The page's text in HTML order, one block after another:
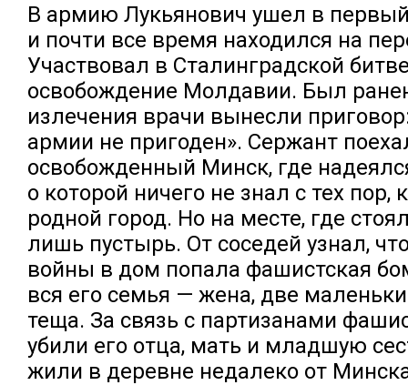
В армию Лукьянович ушел в
и почти все время находился на
Участвовал в Сталинградской
освобождение Молдавии. Был
излечения врачи вынесли
армии не пригоден». Сержант
освобожденный Минск, где
о которой ничего не знал с тех пор,
родной город. Но на месте, где
лишь пустырь. От соседей узнал,
войны в дом попала фашистская
вся его семья — жена, две
теща. За связь с партизанами
убили его отца, мать и младшую
жили в деревне недалеко от